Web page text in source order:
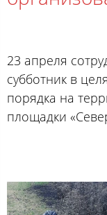
23 апреля
субботник в
порядка на
площадки